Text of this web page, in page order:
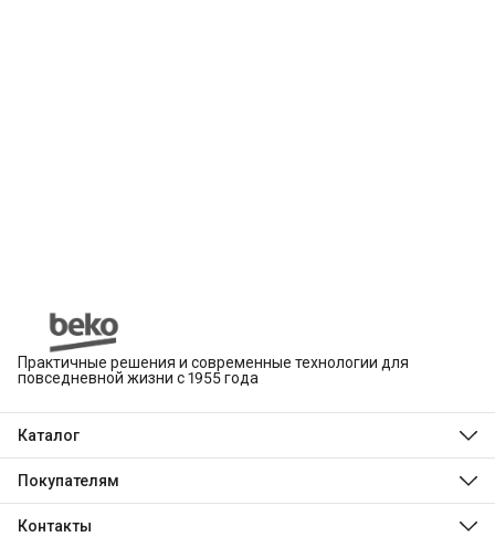
Практичные решения и современные технологии для
повседневной жизни с 1955 года
Каталог
Hotpoint
Стиральные и сушильные машины
Покупателям
Оплата
Контакты